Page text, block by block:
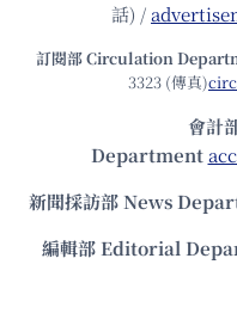
話) /
訂閱部 Circulation
3323 (傳真)
會計
Department
新聞採訪部 News
編輯部 Editorial